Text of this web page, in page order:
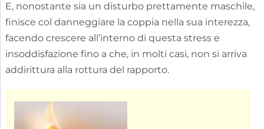
E, nonostante sia un disturbo prettamente maschile,
finisce col danneggiare la coppia nella sua interezza,
facendo crescere all’interno di questa stress e
insoddisfazione fino a che, in molti casi, non si arriva
addirittura alla rottura del rapporto.